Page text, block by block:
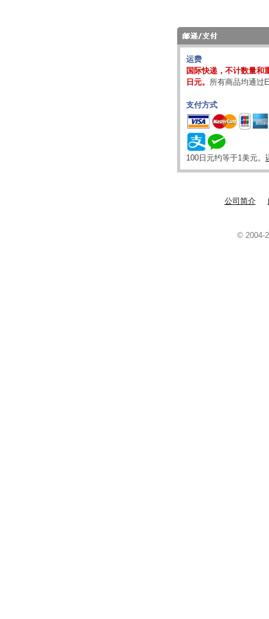
运费
国际快递，不计数量和
日元。 所有商品均通过
支付方式
100日元约等于1美元。
公司简介
© 2004-